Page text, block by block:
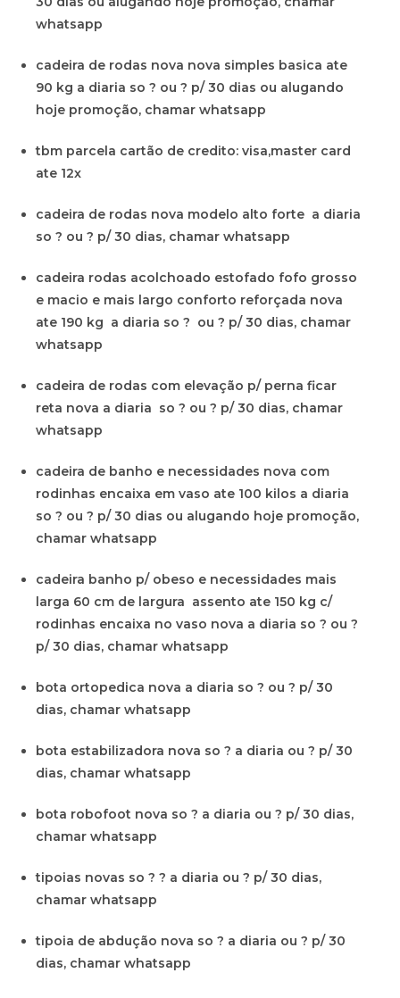
whatsapp
cadeira de rodas nova nova simples basica ate
90 kg a diaria so ? ou ? p/ 30 dias ou alugando
hoje promoção, chamar whatsapp
tbm parcela cartão de credito: visa,master card
ate 12x
cadeira de rodas nova modelo alto forte a diaria
so ? ou ? p/ 30 dias, chamar whatsapp
cadeira rodas acolchoado estofado fofo grosso
e macio e mais largo conforto reforçada nova
ate 190 kg a diaria so ? ou ? p/ 30 dias, chamar
whatsapp
cadeira de rodas com elevação p/ perna ficar
reta nova a diaria so ? ou ? p/ 30 dias, chamar
whatsapp
cadeira de banho e necessidades nova com
rodinhas encaixa em vaso ate 100 kilos a diaria
so ? ou ? p/ 30 dias ou alugando hoje promoção,
chamar whatsapp
cadeira banho p/ obeso e necessidades mais
larga 60 cm de largura assento ate 150 kg c/
rodinhas encaixa no vaso nova a diaria so ? ou ?
p/ 30 dias, chamar whatsapp
bota ortopedica nova a diaria so ? ou ? p/ 30
dias, chamar whatsapp
bota estabilizadora nova so ? a diaria ou ? p/ 30
dias, chamar whatsapp
bota robofoot nova so ? a diaria ou ? p/ 30 dias,
chamar whatsapp
tipoias novas so ? ? a diaria ou ? p/ 30 dias,
chamar whatsapp
tipoia de abdução nova so ? a diaria ou ? p/ 30
dias, chamar whatsapp